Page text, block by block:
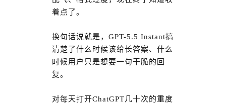
着点了。
换句话说就是，GPT-5.5 Instant搞
清楚了什么时候该给长答案、什么
时候用户只是想要一句干脆的回
复。
对每天打开ChatGPT几十次的重度